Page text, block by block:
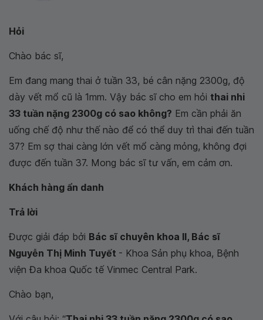
Hỏi
Chào bác sĩ,
Em đang mang thai ở tuần 33, bé cân nặng 2300g, độ
dày vết mổ cũ là 1mm. Vậy bác sĩ cho em hỏi thai nhi
33 tuần nặng 2300g có sao không? Em cần phải ăn
uống chế độ như thế nào để có thể duy trì thai đến tuần
37? Em sợ thai càng lớn vết mổ càng mỏng, không đợi
được đến tuần 37. Mong bác sĩ tư vấn, em cảm ơn.
Khách hàng ẩn danh
Trả lời
Được giải đáp bởi Bác sĩ chuyên khoa II, Bác sĩ
Nguyễn Thị Minh Tuyết - Khoa Sản phụ khoa, Bệnh
viện Đa khoa Quốc tế Vinmec Central Park.
Chào bạn,